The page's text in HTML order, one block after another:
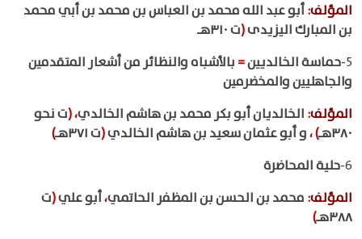
المؤلف:أبو عبد الله محمد بن العباس بن محمد بن أبي محمد
بن المبارك اليزيدى(ت ٣١٠هـ
5- حماسة الخالديين= بالأشباه والنظائر من أشعار المتقدمين
والجاهليين والمخضرمين
المؤلف: الخالديان أبو بكر محمد بن هاشم الخالدي،(ت نحو
٣٨٠هـ
)،و أبو عثمان سعيد بن هاشم الخالدي(ت ٣٧١هـ
)
6- حلية المحاضرة
المؤلف: محمد بن الحسن بن المظفر الحاتمي،أبو علي(ت
٣٨٨هـ
)